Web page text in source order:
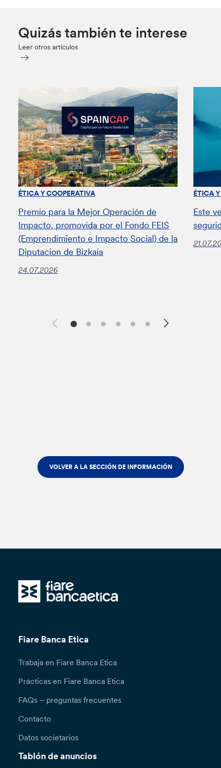
Quizás también te interese
Leer otros artículos
ÉTICA Y COOPERATIVA
Premio para la Mejor Operación de
Impacto, promovida por el Fondo FEIS
(Emprendimiento e Impacto Social) de la
Diputacion de Bizkaia
24.07.2026
ÉTICA
Este
VOLVER A LA SECCIÓN DE INFORMACIÓN
Fiare Banca Etica
Trabaja en Fiare Banca Etica
Prácticas en Fiare Banca Etica
FAQs – preguntas frecuentes
Contacto
Datos societarios
Tablón de anuncios